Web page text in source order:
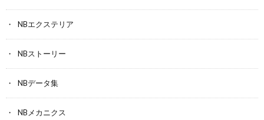
NBエクステリア
NBストーリー
NBデータ集
NBメカニクス